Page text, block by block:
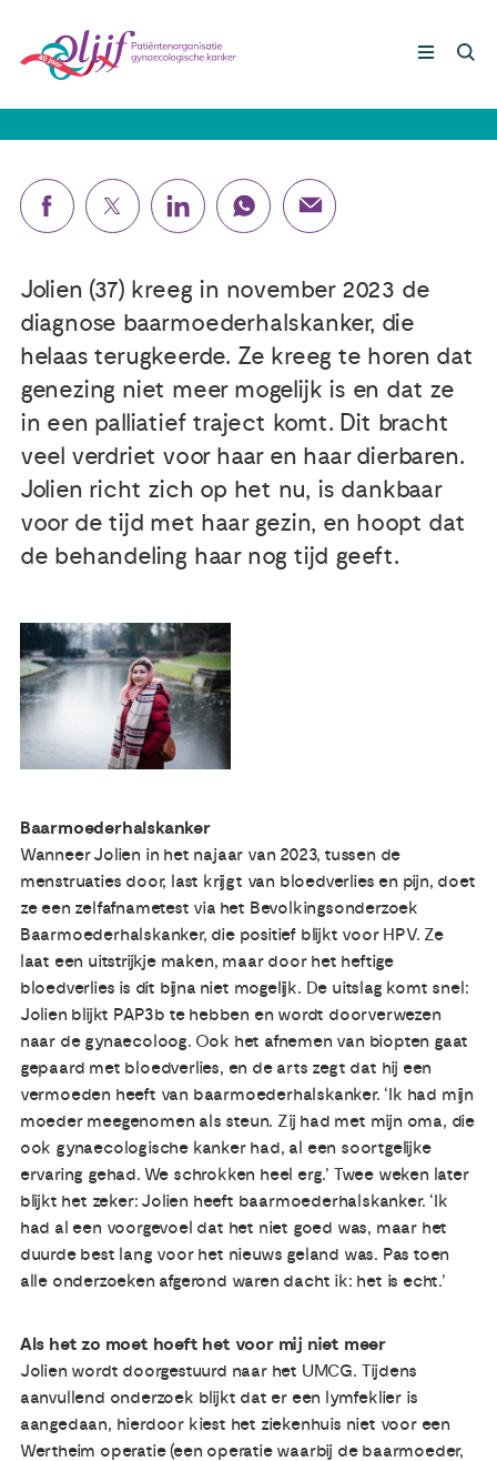
Nieuws
Agenda
Publicaties
Ervaringsdeskundigheid
Over ons
Contact
Lotgenoten
Leven met/na kanker
Steun ons
Jolien (37): 'Ik ga geen oma meer
worden'
Jolien (37) kreeg in november 2023 de
diagnose baarmoederhalskanker, die
helaas terugkeerde. Ze kreeg te horen dat
genezing niet meer mogelijk is en dat ze
in een palliatief traject komt. Dit bracht
veel verdriet voor haar en haar dierbaren.
Jolien richt zich op het nu, is dankbaar
voor de tijd met haar gezin, en hoopt dat
de behandeling haar nog tijd geeft.
Baarmoederhalskanker
Wanneer Jolien in het najaar van 2023, tussen de
menstruaties door, last krijgt van bloedverlies en pijn, doet
ze een zelfafnametest via het Bevolkingsonderzoek
Baarmoederhalskanker, die positief blijkt voor HPV. Ze
laat een uitstrijkje maken, maar door het heftige
bloedverlies is dit bijna niet mogelijk. De uitslag komt snel:
Jolien blijkt PAP3b te hebben en wordt doorverwezen
naar de gynaecoloog. Ook het afnemen van biopten gaat
gepaard met bloedverlies, en de arts zegt dat hij een
vermoeden heeft van baarmoederhalskanker. ‘Ik had mijn
moeder meegenomen als steun. Zij had met mijn oma, die
ook gynaecologische kanker had, al een soortgelijke
ervaring gehad. We schrokken heel erg.’ Twee weken later
blijkt het zeker: Jolien heeft baarmoederhalskanker. ‘Ik
had al een voorgevoel dat het niet goed was, maar het
duurde best lang voor het nieuws geland was. Pas toen
alle onderzoeken afgerond waren dacht ik: het is echt.’
Als het zo moet hoeft het voor mij niet meer
Jolien wordt doorgestuurd naar het UMCG. Tijdens
aanvullend onderzoek blijkt dat er een lymfeklier is
aangedaan, hierdoor kiest het ziekenhuis niet voor een
Wertheim operatie (een operatie waarbij de baarmoeder,